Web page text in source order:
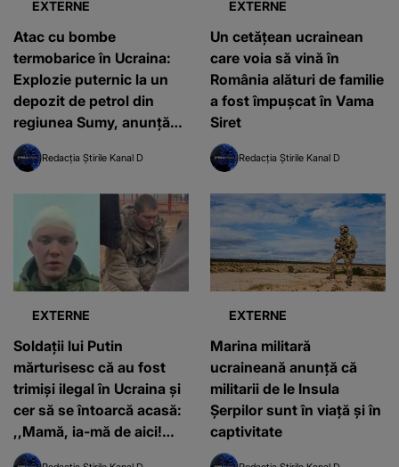
EXTERNE
Atac cu bombe
termobarice în Ucraina:
Explozie puternic la un
depozit de petrol din
regiunea Sumy, anunţă
primarul oraşului
Redacția Știrile Kanal D
EXTERNE
Un cetățean ucrainean
care voia să vină în
România alături de familie
a fost împușcat în Vama
Siret
Redacția Știrile Kanal D
EXTERNE
Soldații lui Putin
mărturisesc că au fost
trimiși ilegal în Ucraina și
cer să se întoarcă acasă:
,,Mamă, ia-mă de aici!
Omorâm oameni
EXTERNE
Marina militară
ucraineană anunță că
militarii de le Insula
Șerpilor sunt în viață și în
captivitate